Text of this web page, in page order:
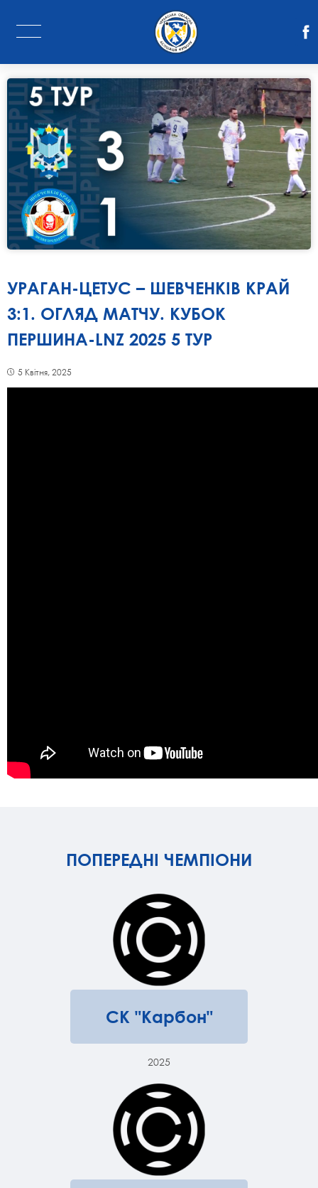
УРАГАН-ЦЕТУС – ШЕВЧЕНКІВ КРАЙ
3:1. ОГЛЯД МАТЧУ. КУБОК
ПЕРШИНА-LNZ 2025 5 ТУР
5 Квітня, 2025
ПОПЕРЕДНІ ЧЕМПІОНИ
СК "Карбон"
2025